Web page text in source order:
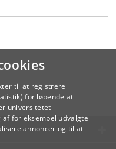
til at registrere
for løbende at
universitetet
for eksempel udvalgte
annoncer og til at